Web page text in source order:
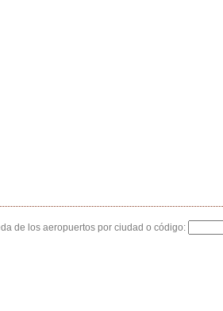
de los aeropuertos por ciudad o código: